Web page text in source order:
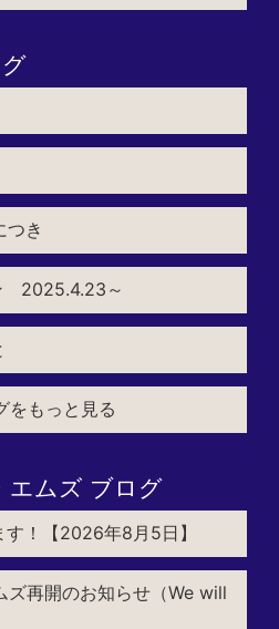
き
2025.4.23～
をもっと見る
エムズ ブログ
！【2026年8月5日】
ズ再開のお知らせ（We will